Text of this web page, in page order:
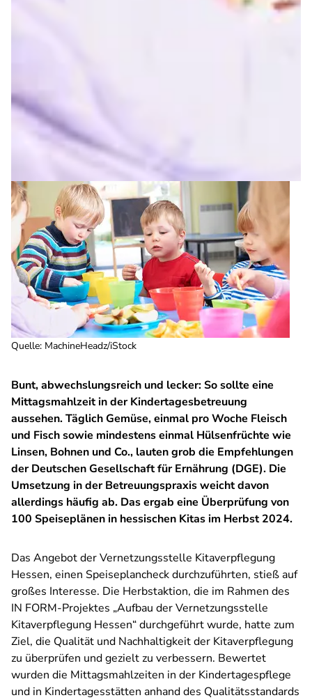
Quelle: MachineHeadz/iStock
Bunt, abwechslungsreich und lecker: So sollte eine
Mittagsmahlzeit in der Kindertagesbetreuung
aussehen. Täglich Gemüse, einmal pro Woche Fleisch
und Fisch sowie mindestens einmal Hülsenfrüchte wie
Linsen, Bohnen und Co., lauten grob die Empfehlungen
der Deutschen Gesellschaft für Ernährung (DGE). Die
Umsetzung in der Betreuungspraxis weicht davon
allerdings häufig ab. Das ergab eine Überprüfung von
100 Speiseplänen in hessischen Kitas im Herbst 2024.
Das Angebot der Vernetzungsstelle Kitaverpflegung
Hessen, einen Speiseplancheck durchzuführten, stieß auf
großes Interesse. Die Herbstaktion, die im Rahmen des
IN FORM-Projektes „Aufbau der Vernetzungsstelle
Kitaverpflegung Hessen“ durchgeführt wurde, hatte zum
Ziel, die Qualität und Nachhaltigkeit der Kitaverpflegung
zu überprüfen und gezielt zu verbessern. Bewertet
wurden die Mittagsmahlzeiten in der Kindertagespflege
und in Kindertagesstätten anhand des Qualitätsstandards